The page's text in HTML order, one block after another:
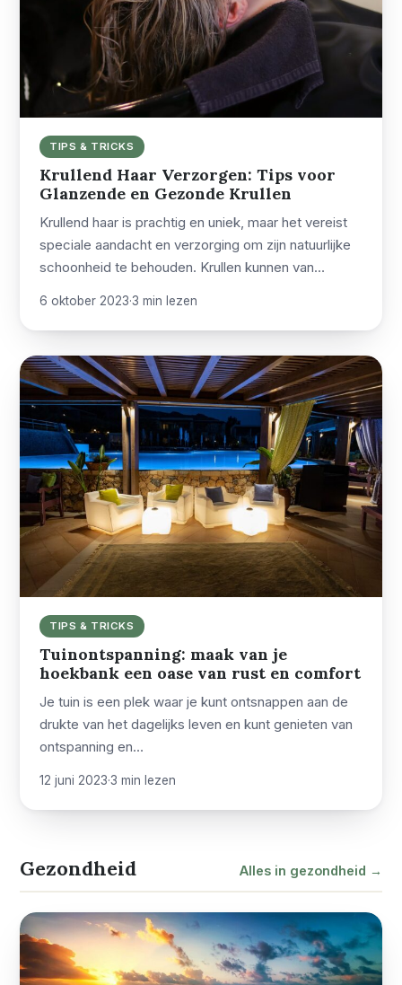
TIPS & TRICKS
Krullend Haar Verzorgen: Tips voor
Glanzende en Gezonde Krullen
Krullend haar is prachtig en uniek, maar het vereist
speciale aandacht en verzorging om zijn natuurlijke
schoonheid te behouden. Krullen kunnen van…
6 oktober 2023·3 min lezen
TIPS & TRICKS
Tuinontspanning: maak van je
hoekbank een oase van rust en comfort
Je tuin is een plek waar je kunt ontsnappen aan de
drukte van het dagelijks leven en kunt genieten van
ontspanning en…
12 juni 2023·3 min lezen
Gezondheid Alles in gezondheid →